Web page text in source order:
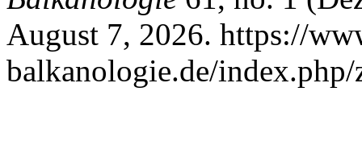
August 7, 2026. https://
balkanologie.de/